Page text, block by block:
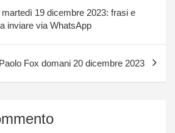
19 dicembre 2023: frasi e
inviare via WhatsApp
Fox domani 20 dicembre 2023